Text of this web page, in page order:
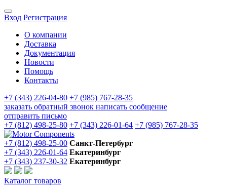
Вход Регистрация
О компании
Доставка
Документация
Новости
Помощь
Контакты
+7 (343) 226-04-80 +7 (985) 767-28-35
заказать обратный звонок написать сообщение
отправить письмо
+7 (812) 498-25-80 +7 (343) 226-01-64 +7 (985) 767-28-35
+7 (812) 498-25-00 Санкт-Петербург
+7 (343) 226-01-64 Екатеринбург
+7 (343) 237-30-32 Екатеринбург
Каталог товаров